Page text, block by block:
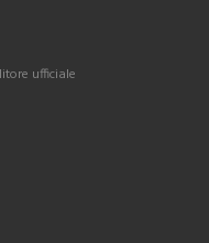
ufficiale